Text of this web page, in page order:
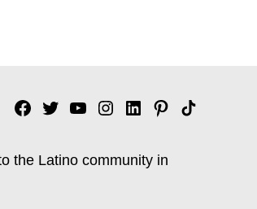
Facebook
TwitterYouTubeInstagram
Linkedin
Pinterest
Tik
the Latino community in